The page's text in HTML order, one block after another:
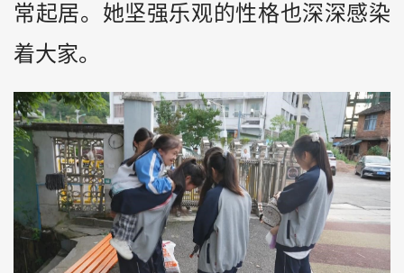
常起居。她坚强乐观的性格也深深感染
着大家。